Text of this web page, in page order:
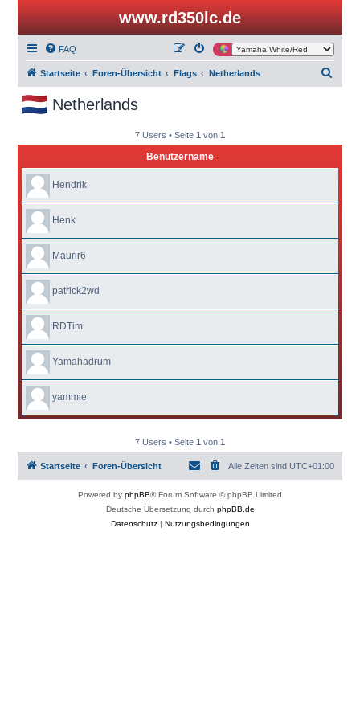
www.rd350lc.de
FAQ
Startseite Foren-Übersicht Flags Netherlands
Netherlands
7 Users • Seite 1 von 1
Benutzername
Hendrik
Henk
Maurir6
patrick2wd
RDTim
Yamahadrum
yammie
7 Users • Seite 1 von 1
Startseite Foren-Übersicht Alle Zeiten sind UTC+01:00
Powered by phpBB® Forum Software © phpBB Limited
Deutsche Übersetzung durch phpBB.de
Datenschutz| Nutzungsbedingungen